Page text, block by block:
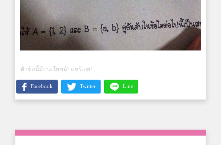
หัวข้อนี้มีประโยชน์! แชร์เลย!
Facebook Twitter Line